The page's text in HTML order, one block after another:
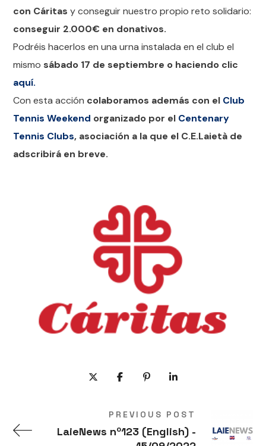
con Cáritas y conseguir nuestro propio reto solidario:
conseguir 2.000€ en donativos.
Podréis hacerlos en una urna instalada en el club el
mismo sábado 17 de septiembre o haciendo clic
aquí.
Con esta acción colaboramos además con el Club
Tennis Weekend organizado por el Centenary
Tennis Clubs, asociación a la que el C.E.Laietà de
adscribirá en breve.
PREVIOUS POST
LaieNews nº123 (English) -